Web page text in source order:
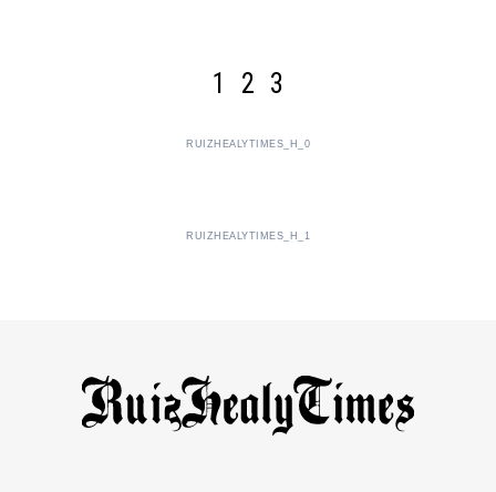
1 2 3
RUIZHEALYTIMES_H_0
RUIZHEALYTIMES_H_1